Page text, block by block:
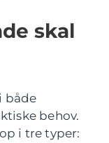
skal
både
behov.
i tre typer: